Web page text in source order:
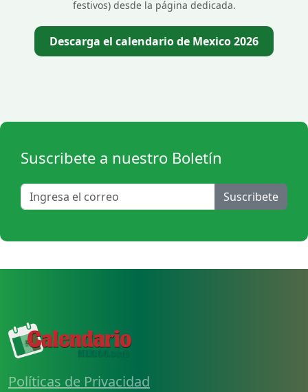
festivos) desde la página dedicada.
Descarga el calendario de Mexico 2026
Suscribete a nuestro Boletín
Suscribete
Políticas de Privacidad